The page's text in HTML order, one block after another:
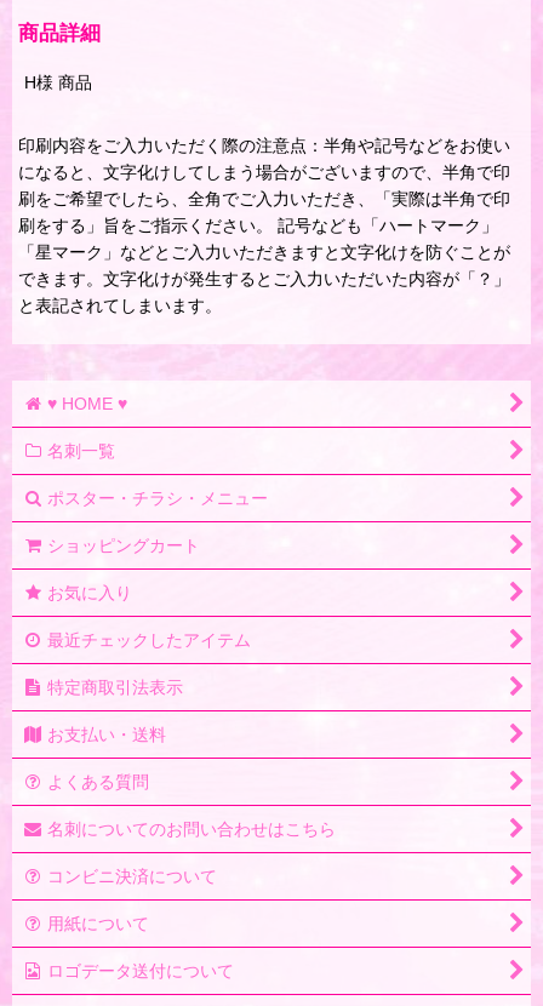
商品詳細
H様 商品
印刷内容をご入力いただく際の注意点：半角や記号などをお使い
になると、文字化けしてしまう場合がございますので、半角で印
刷をご希望でしたら、全角でご入力いただき、「実際は半角で印
刷をする」旨をご指示ください。 記号なども「ハートマーク」
「星マーク」などとご入力いただきますと文字化けを防ぐことが
できます。文字化けが発生するとご入力いただいた内容が「？」
と表記されてしまいます。
♥ HOME ♥
名刺一覧
ポスター・チラシ・メニュー
ショッピングカート
お気に入り
最近チェックしたアイテム
特定商取引法表示
お支払い・送料
よくある質問
名刺についてのお問い合わせはこちら
コンビニ決済について
用紙について
ロゴデータ送付について